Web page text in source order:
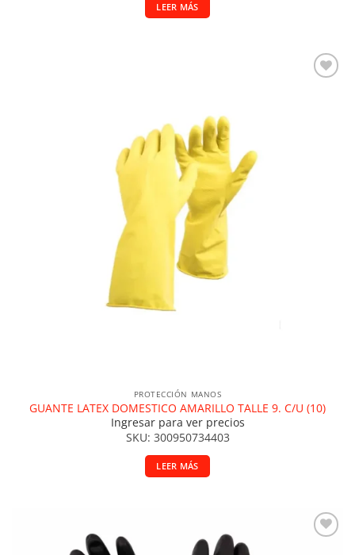
LEER MÁS
PROTECCIÓN MANOS
GUANTE LATEX DOMESTICO AMARILLO TALLE 9. C/U (10)
Ingresar para ver precios
SKU: 300950734403
LEER MÁS